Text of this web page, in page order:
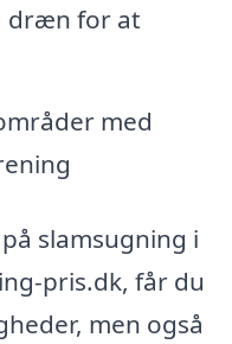
dræn for at
med
slamsugning i
pris.dk, får du
men også